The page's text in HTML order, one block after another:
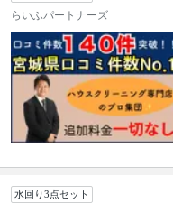
らいふパートナーズ
水回り3点セット